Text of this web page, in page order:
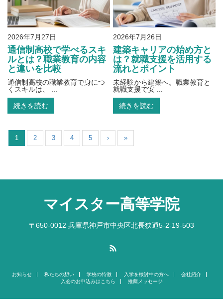
2026年7月27日
通信制高校で学べるスキ
ルとは？職業教育の内容
と違いを比較
通信制高校の職業教育で身につ
くスキルは、 ...
続きを読む
2026年7月26日
建築キャリアの始め方と
は？就職支援を活用する
流れとポイント
未経験から建築へ。職業教育と
就職支援で安 ...
続きを読む
1 2 3 4 5 › »
マイスター高等学院
〒650-0012 兵庫県神戸市中央区北長狭通5-2-19-503
お知らせ 私たちの想い 学校の特徴 入学を検討中の方へ
会社紹介
入会のお申込みはこちら
推薦メッセージ